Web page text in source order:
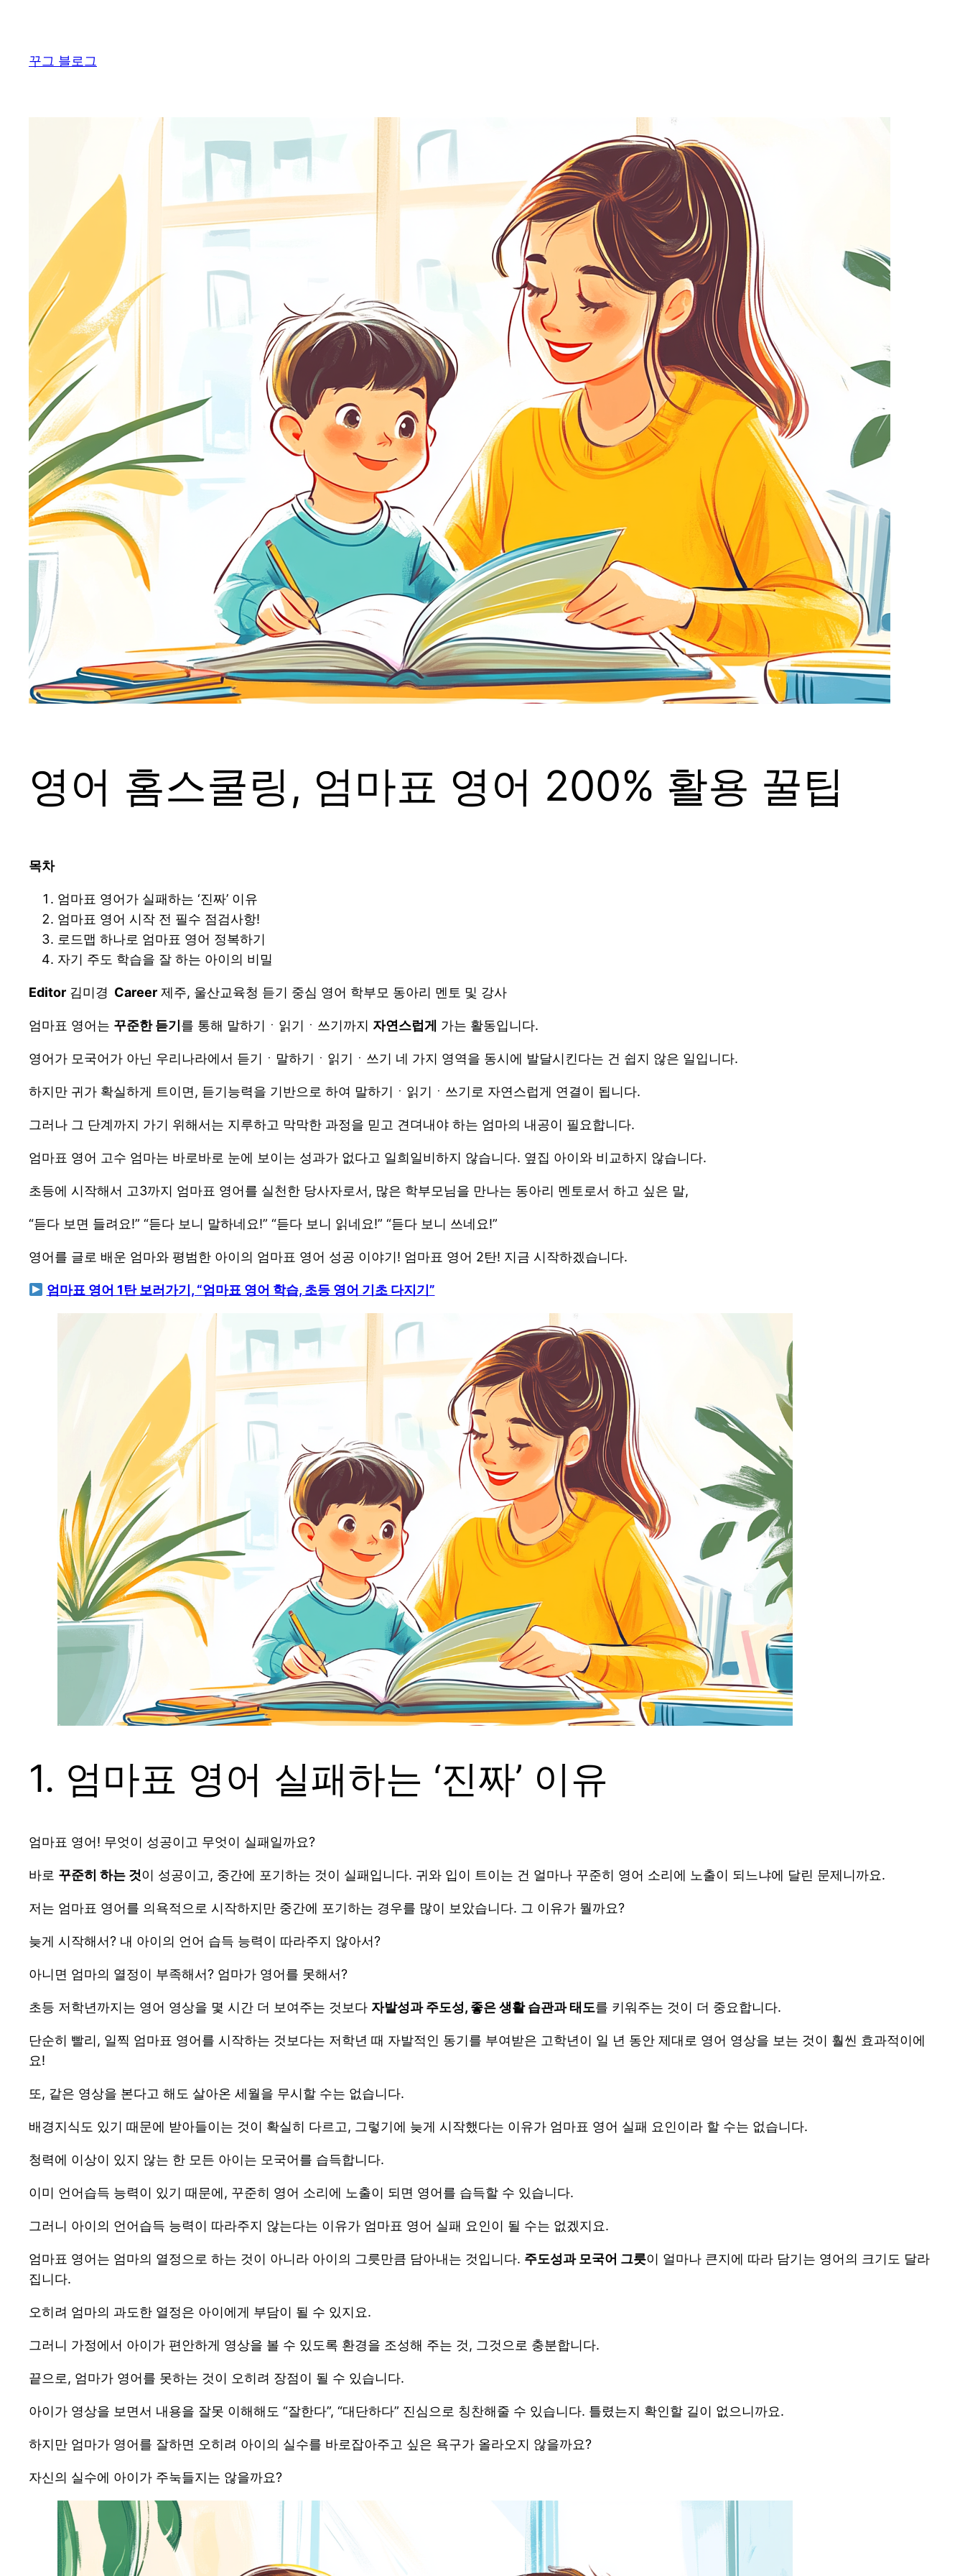
꾸그 블로그
영어 홈스쿨링, 엄마표 영어 200% 활용 꿀팁
목차
엄마표 영어가 실패하는 ‘진짜’ 이유
엄마표 영어 시작 전 필수 점검사항!
로드맵 하나로 엄마표 영어 정복하기
자기 주도 학습을 잘 하는 아이의 비밀
Editor 김미경 Career 제주, 울산교육청 듣기 중심 영어 학부모 동아리 멘토 및 강사
엄마표 영어는 꾸준한 듣기 를 통해 말하기ㆍ읽기ㆍ쓰기까지 자연스럽게 가는 활동입니다.
영어가 모국어가 아닌 우리나라에서 듣기ㆍ말하기ㆍ읽기ㆍ쓰기 네 가지 영역을 동시에 발달시킨다는 건 쉽지 않은 일입니다.
하지만 귀가 확실하게 트이면, 듣기능력을 기반으로 하여 말하기ㆍ읽기ㆍ쓰기로 자연스럽게 연결이 됩니다.
그러나 그 단계까지 가기 위해서는 지루하고 막막한 과정을 믿고 견뎌내야 하는 엄마의 내공이 필요합니다.
엄마표 영어 고수 엄마는 바로바로 눈에 보이는 성과가 없다고 일희일비하지 않습니다. 옆집 아이와 비교하지 않습니다.
초등에 시작해서 고3까지 엄마표 영어를 실천한 당사자로서, 많은 학부모님을 만나는 동아리 멘토로서 하고 싶은 말,
“듣다 보면 들려요!” “듣다 보니 말하네요!” “듣다 보니 읽네요!” “듣다 보니 쓰네요!”
영어를 글로 배운 엄마와 평범한 아이의 엄마표 영어 성공 이야기! 엄마표 영어 2탄! 지금 시작하겠습니다.
엄마표 영어 1탄 보러가기, “엄마표 영어 학습, 초등 영어 기초 다지기”
1. 엄마표 영어 실패하는 ‘진짜’ 이유
엄마표 영어! 무엇이 성공이고 무엇이 실패일까요?
바로 꾸준히 하는 것이 성공이고, 중간에 포기하는 것이 실패입니다. 귀와 입이 트이는 건 얼마나 꾸준히 영어 소리에 노출이 되느냐에 달린 문제니까요.
저는 엄마표 영어를 의욕적으로 시작하지만 중간에 포기하는 경우를 많이 보았습니다. 그 이유가 뭘까요?
늦게 시작해서? 내 아이의 언어 습득 능력이 따라주지 않아서?
아니면 엄마의 열정이 부족해서? 엄마가 영어를 못해서?
초등 저학년까지는 영어 영상을 몇 시간 더 보여주는 것보다 자발성과 주도성, 좋은 생활 습관과 태도를 키워주는 것이 더 중요합니다.
단순히 빨리, 일찍 엄마표 영어를 시작하는 것보다는 저학년 때 자발적인 동기를 부여받은 고학년이 일 년 동안 제대로 영어 영상을 보는 것이 훨씬 효과적이에
요!
또, 같은 영상을 본다고 해도 살아온 세월을 무시할 수는 없습니다.
배경지식도 있기 때문에 받아들이는 것이 확실히 다르고, 그렇기에 늦게 시작했다는 이유가 엄마표 영어 실패 요인이라 할 수는 없습니다.
청력에 이상이 있지 않는 한 모든 아이는 모국어를 습득합니다.
이미 언어습득 능력이 있기 때문에, 꾸준히 영어 소리에 노출이 되면 영어를 습득할 수 있습니다.
그러니 아이의 언어습득 능력이 따라주지 않는다는 이유가 엄마표 영어 실패 요인이 될 수는 없겠지요.
엄마표 영어는 엄마의 열정으로 하는 것이 아니라 아이의 그릇만큼 담아내는 것입니다. 주도성과 모국어 그릇이 얼마나 큰지에 따라 담기는 영어의 크기도 달라
집니다.
오히려 엄마의 과도한 열정은 아이에게 부담이 될 수 있지요.
그러니 가정에서 아이가 편안하게 영상을 볼 수 있도록 환경을 조성해 주는 것, 그것으로 충분합니다.
끝으로, 엄마가 영어를 못하는 것이 오히려 장점이 될 수 있습니다.
아이가 영상을 보면서 내용을 잘못 이해해도 “잘한다”, “대단하다” 진심으로 칭찬해줄 수 있습니다. 틀렸는지 확인할 길이 없으니까요.
하지만 엄마가 영어를 잘하면 오히려 아이의 실수를 바로잡아주고 싶은 욕구가 올라오지 않을까요?
자신의 실수에 아이가 주눅들지는 않을까요?